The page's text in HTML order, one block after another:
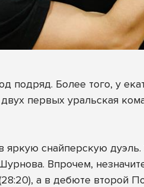
подряд. Более того, у
первых уральская
снайперскую
Впрочем,
а в дебюте второй